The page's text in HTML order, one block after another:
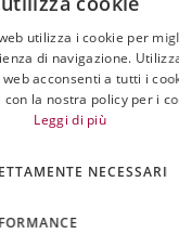
NON MANGEREMO
A
utilizza i cookie per
di navigazione.
acconsenti a tutti i
la nostra policy per i
Leggi di più
NECESSARI